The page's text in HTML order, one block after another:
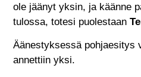
ole jäänyt yksin, ja käänne
tulossa, totesi puolestaan
Äänestyksessä pohjaesitys
annettiin yksi.